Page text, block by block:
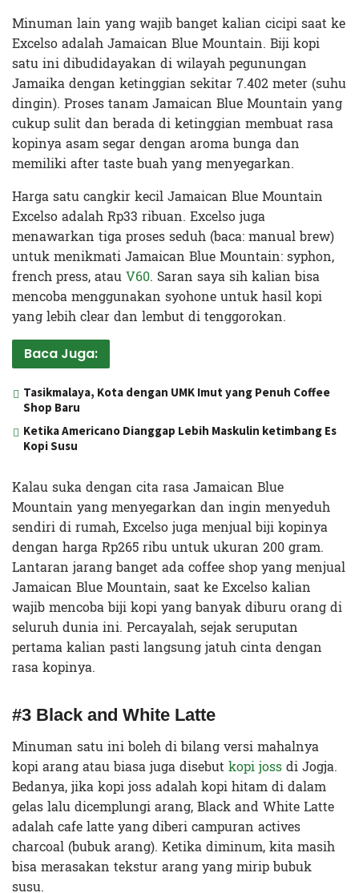
Minuman lain yang wajib banget kalian cicipi saat ke
Excelso adalah Jamaican Blue Mountain. Biji kopi
satu ini dibudidayakan di wilayah pegunungan
Jamaika dengan ketinggian sekitar 7.402 meter (suhu
dingin). Proses tanam Jamaican Blue Mountain yang
cukup sulit dan berada di ketinggian membuat rasa
kopinya asam segar dengan aroma bunga dan
memiliki after taste buah yang menyegarkan.
Harga satu cangkir kecil Jamaican Blue Mountain
Excelso adalah Rp33 ribuan. Excelso juga
menawarkan tiga proses seduh (baca: manual brew)
untuk menikmati Jamaican Blue Mountain: syphon,
french press, atauV60. Saran saya sih kalian bisa
mencoba menggunakan syohone untuk hasil kopi
yang lebih clear dan lembut di tenggorokan.
Baca Juga:
Tasikmalaya, Kota dengan UMK Imut yang Penuh Coffee
Shop Baru
Ketika Americano Dianggap Lebih Maskulin ketimbang Es
Kopi Susu
Kalau suka dengan cita rasa Jamaican Blue
Mountain yang menyegarkan dan ingin menyeduh
sendiri di rumah, Excelso juga menjual biji kopinya
dengan harga Rp265 ribu untuk ukuran 200 gram.
Lantaran jarang banget ada coffee shop yang menjual
Jamaican Blue Mountain, saat ke Excelso kalian
wajib mencoba biji kopi yang banyak diburu orang di
seluruh dunia ini. Percayalah, sejak seruputan
pertama kalian pasti langsung jatuh cinta dengan
rasa kopinya.
#3 Black and White Latte
Minuman satu ini boleh di bilang versi mahalnya
kopi arang atau biasa juga disebutkopi jossdi Jogja.
Bedanya, jika kopi joss adalah kopi hitam di dalam
gelas lalu dicemplungi arang, Black and White Latte
adalah cafe latte yang diberi campuran actives
charcoal (bubuk arang). Ketika diminum, kita masih
bisa merasakan tekstur arang yang mirip bubuk
susu.